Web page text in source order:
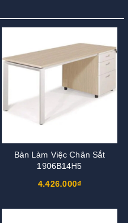
Bàn Làm Việc Chân Sắt
1906B14H5
4.426.000₫